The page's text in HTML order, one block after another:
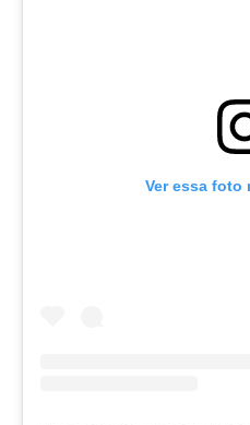
Ver essa foto